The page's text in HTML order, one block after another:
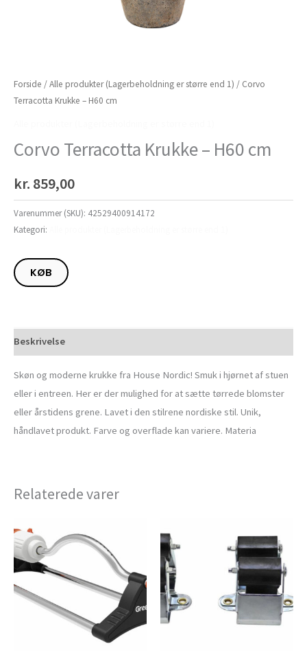
Forside /Alle produkter (Lagerbeholdning er større end 1) / Corvo
Terracotta Krukke – H60 cm
Corvo Terracotta Krukke – H60 cm
kr. 859,00
Varenummer (SKU): 42529400914172
Kategori:
KØB
Beskrivelse
Skøn og moderne krukke fra House Nordic! Smuk i hjørnet af stuen
eller i entreen. Her er der mulighed for at sætte tørrede blomster
eller årstidens grene. Lavet i den stilrene nordiske stil. Unik,
håndlavet produkt. Farve og overflade kan variere. Materia
Relaterede varer